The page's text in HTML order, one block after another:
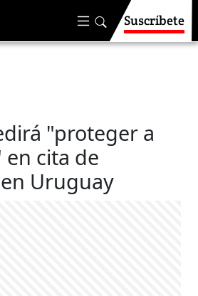
Suscríbete
"proteger a
en cita de
Uruguay